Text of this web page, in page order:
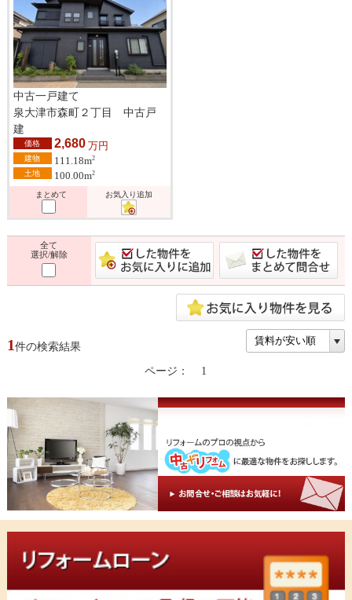
中古一戸建て
泉大津市森町２丁目 中古戸
建
価格 2,680 万円
建物 111.18m2
土地 100.00m2
まとめて お気入り追加
全て
選択/解除
1件の検索結果
ページ：
1